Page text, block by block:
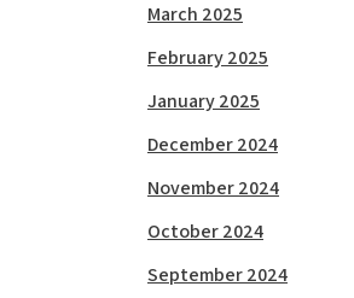
March 2025
February 2025
January 2025
December 2024
November 2024
October 2024
September 2024